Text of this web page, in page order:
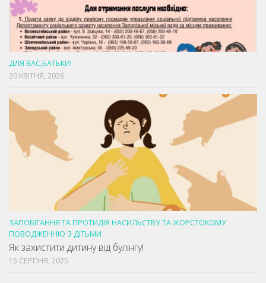
ДЛЯ ВАС,БАТЬКИ!
20 КВІТНЯ, 2026
ЗАПОБІГАННЯ ТА ПРОТИДІЯ НАСИЛЬСТВУ ТА ЖОРСТОКОМУ
ПОВОДЖЕННЮ З ДІТЬМИ
Як захистити дитину від булінгу!
15 СЕРПНЯ, 2025